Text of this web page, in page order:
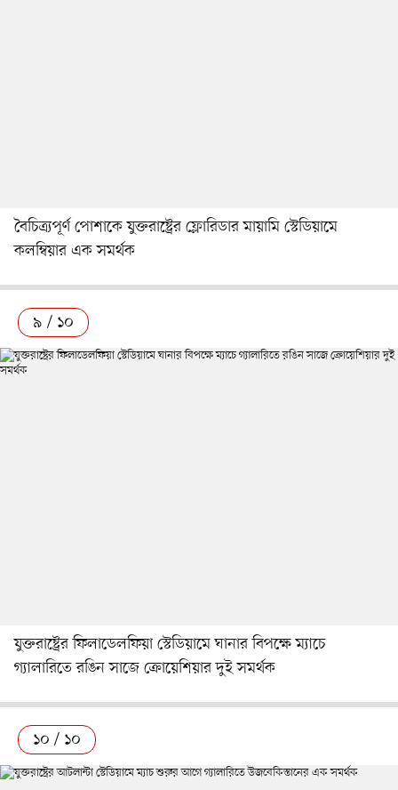
বৈচিত্র্যপূর্ণ পোশাকে যুক্তরাষ্ট্রের ফ্লোরিডার মায়ামি স্টেডিয়ামে
কলম্বিয়ার এক সমর্থক
৯ / ১০
যুক্তরাষ্ট্রের ফিলাডেলফিয়া স্টেডিয়ামে ঘানার বিপক্ষে ম্যাচে
গ্যালারিতে রঙিন সাজে ক্রোয়েশিয়ার দুই সমর্থক
১০ / ১০